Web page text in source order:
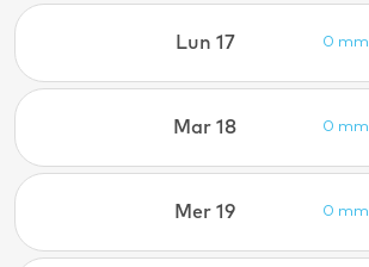
Lun 17 0 mm
Mar 18 0 mm
Mer 19 0 mm